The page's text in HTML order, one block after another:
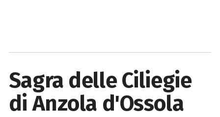
Sagra delle Ciliegie
di Anzola d'Ossola